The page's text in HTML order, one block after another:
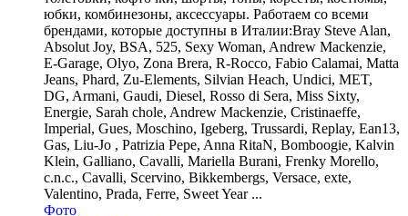
юбки, комбинезоны, аксессуары. Работаем со всеми
брендами, которые доступны в Италии:Bray Steve Alan,
Absolut Joy, BSA, 525, Sexy Woman, Andrew Mackenzie,
E-Garage, Olyo, Zona Brera, R-Rocco, Fabio Calamai, Matta
Jeans, Phard, Zu-Elements, Silvian Heach, Undici, MET,
DG, Armani, Gaudi, Diesel, Rosso di Sera, Miss Sixty,
Energie, Sarah chole, Andrew Mackenzie, Cristinaeffe,
Imperial, Gues, Moschino, Igeberg, Trussardi, Replay, Ean13,
Gas, Liu-Jo , Patrizia Pepe, Anna RitaN, Bomboogie, Kalvin
Klein, Galliano, Cavalli, Mariella Burani, Frenky Morello,
c.n.c., Cavalli, Scervino, Bikkembergs, Versace, exte,
Valentino, Prada, Ferre, Sweet Year ...
Фото